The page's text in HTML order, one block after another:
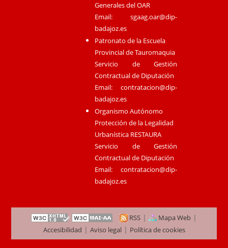
Generales del OAR
Email:sgaag.oar@dip-
badajoz.es
Patronato de la Escuela
Provincial de Tauromaquia
Servicio de Gestión
Contractual de Diputación
Email:contratacion@dip-
badajoz.es
Organismo Autónomo
Protección de la Legalidad
Urbanística RESTAURA
Servicio de Gestión
Contractual de Diputación
Email:contratacion@dip-
badajoz.es
RSS | Mapa Web |
Accesibilidad | Aviso legal| Política de cookies